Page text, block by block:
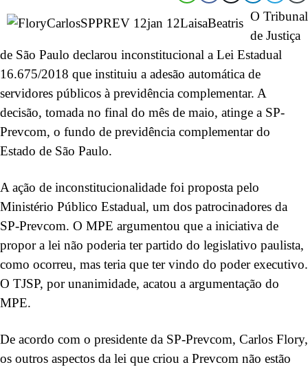
O Tribunal
de Justiça
de São Paulo declarou inconstitucional a Lei Estadual
16.675/2018 que instituiu a adesão automática de
servidores públicos à previdência complementar. A
decisão, tomada no final do mês de maio, atinge a SP-
Prevcom, o fundo de previdência complementar do
Estado de São Paulo.
A ação de inconstitucionalidade foi proposta pelo
Ministério Público Estadual, um dos patrocinadores da
SP-Prevcom. O MPE argumentou que a iniciativa de
propor a lei não poderia ter partido do legislativo paulista,
como ocorreu, mas teria que ter vindo do poder executivo.
O TJSP, por unanimidade, acatou a argumentação do
MPE.
De acordo com o presidente da SP-Prevcom, Carlos Flory,
os outros aspectos da lei que criou a Prevcom não estão